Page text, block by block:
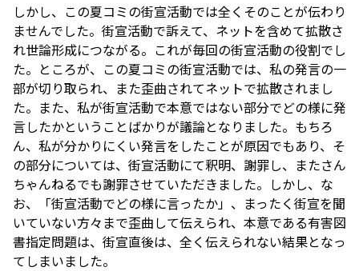
しかし、この夏コミの街宣活動では全くそのことが伝わり
ませんでした。街宣活動で訴えて、ネットを含めて拡散さ
れ世論形成につながる。これが毎回の街宣活動の役割でし
た。ところが、この夏コミの街宣活動では、私の発言の一
部が切り取られ、また歪曲されてネットで拡散されまし
た。また、私が街宣活動で本意ではない部分でどの様に発
言したかということばかりが議論となりました。もちろ
ん、私が分かりにくい発言をしたことが原因でもあり、そ
の部分については、街宣活動にて釈明、謝罪し、またさん
ちゃんねるでも謝罪させていただきました。しかし、な
お、「街宣活動でどの様に言ったか」、まったく街宣を聞
いていない方々まで歪曲して伝えられ、本意である有害図
書指定問題は、街宣直後は、全く伝えられない結果となっ
てしまいました。